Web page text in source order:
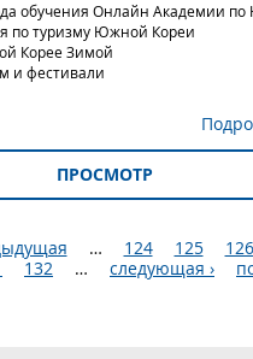
обучения Онлайн Академии
по туризму Южной Кореи
Корее Зимой
и фестивали
ПРОСМОТР
… 124 125 126
132 … следующая ›